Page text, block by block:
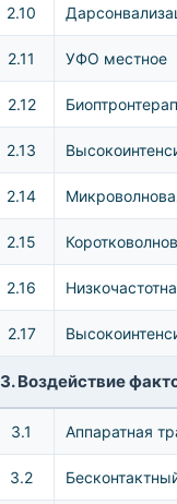
2.10
2.11 УФО местное
2.12
2.13
2.14
2.15
2.16
2.17
3. Воздействие
3.1 Аппаратная
3.2